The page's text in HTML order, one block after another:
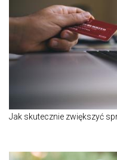
Jak skutecznie zwiększyć